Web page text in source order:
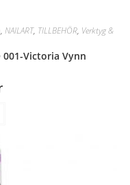
, NAILART, TILLBEHÖR, Verktyg &
001-Victoria Vynn